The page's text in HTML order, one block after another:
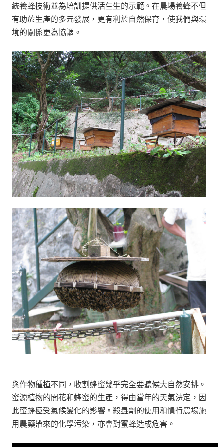
統養蜂技術並為培訓提供活生生的示範。在農場養蜂不但
有助於生產的多元發展，更有利於自然保育，使我們與環
境的關係更為協調。
與作物種植不同，收割蜂蜜幾乎完全要聽候大自然安排。
蜜源植物的開花和蜂蜜的生產，得由當年的天氣決定，因
此蜜蜂極受氣候變化的影響。殺蟲劑的使用和慣行農場施
用農藥帶來的化學污染，亦會對蜜蜂造成危害。